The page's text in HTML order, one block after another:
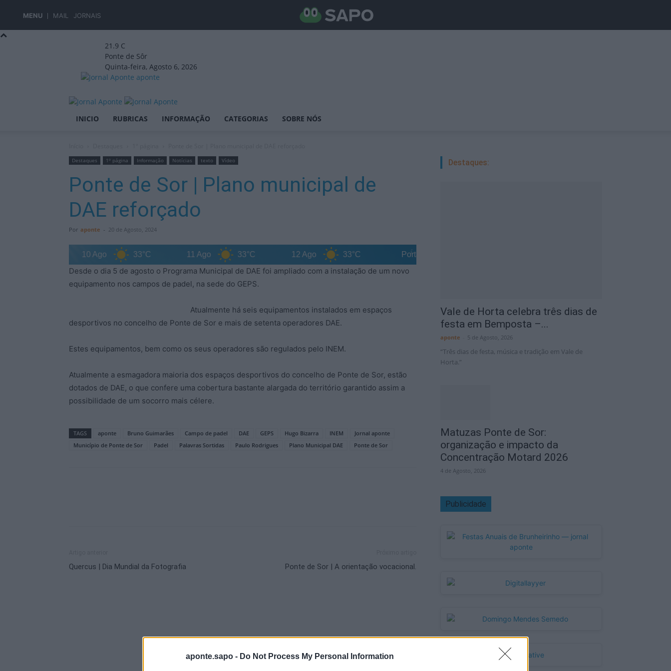
aponte.sapo - Do Not Process My Personal Information
MENU MAIL JORNAIS
21.9 C
Ponte de Sôr
Quinta-feira, Agosto 6, 2026
aponte
INICIO RUBRICAS INFORMAÇÃO CATEGORIAS SOBRE NÓS
Destaques 1º página Informação Notícias texto Vídeo
Ponte de Sor | Plano municipal de
DAE reforçado
Por aponte - 20 de Agosto, 2024
10 Ago 33°C 11 Ago 33°C 12 Ago 33°C Portalegre District
Desde o dia 5 de agosto o Programa Municipal de DAE foi ampliado com a instalação de um novo
equipamento nos campos de padel, na sede do GEPS.
Atualmente há seis equipamentos instalados em espaços
desportivos no concelho de Ponte de Sor e mais de setenta operadores DAE.
Estes equipamentos, bem como os seus operadores são regulados pelo INEM.
Atualmente a esmagadora maioria dos espaços desportivos do concelho de Ponte de Sor, estão
dotados de DAE, o que confere uma cobertura bastante alargada do território garantido assim a
possibilidade de um socorro mais célere.
TAGS aponte Bruno Guimarães Campo de padel DAE GEPS Hugo Bizarra INEM
Jornal aponte
Município de Ponte de Sor
Padel Palavras Sortidas Paulo Rodrigues Plano Municipal DAE Ponte de Sor
Quercus | Dia Mundial da Fotografia Ponte de Sor | A orientação vocacional.
Destaques:
Vale de Horta celebra três dias de
festa em Bemposta –...
aponte 5 de Agosto, 2026
“Três dias de festa, música e tradição em Vale de
Horta.”
Matuzas Ponte de Sor:
organização e impacto da
Concentração Motard 2026
4 de Agosto, 2026
Publicidade